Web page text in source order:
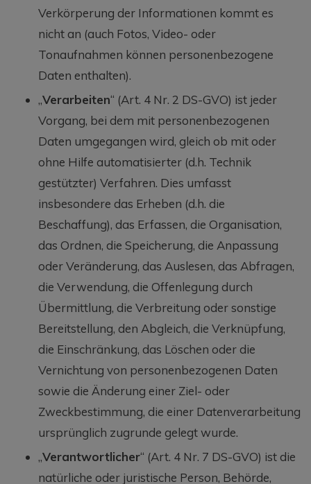
Verkörperung der Informationen kommt es
nicht an (auch Fotos, Video- oder
Tonaufnahmen können personenbezogene
Daten enthalten).
„Verarbeiten“ (Art. 4 Nr. 2 DS-GVO) ist jeder
Vorgang, bei dem mit personenbezogenen
Daten umgegangen wird, gleich ob mit oder
ohne Hilfe automatisierter (d.h. Technik
gestützter) Verfahren. Dies umfasst
insbesondere das Erheben (d.h. die
Beschaffung), das Erfassen, die Organisation,
das Ordnen, die Speicherung, die Anpassung
oder Veränderung, das Auslesen, das Abfragen,
die Verwendung, die Offenlegung durch
Übermittlung, die Verbreitung oder sonstige
Bereitstellung, den Abgleich, die Verknüpfung,
die Einschränkung, das Löschen oder die
Vernichtung von personenbezogenen Daten
sowie die Änderung einer Ziel- oder
Zweckbestimmung, die einer Datenverarbeitung
ursprünglich zugrunde gelegt wurde.
„Verantwortlicher“ (Art. 4 Nr. 7 DS-GVO) ist die
natürliche oder juristische Person, Behörde,